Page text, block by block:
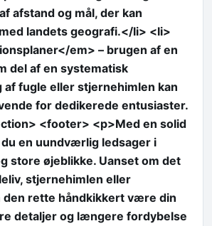
afstand og mål, der kan
landets geografi.</li> <li>
em> – brugen af en
del af en systematisk
fugle eller stjernehimlen kan
for dedikerede entusiaster.
<footer> <p>Med en solid
en uundværlig ledsager i
store øjeblikke. Uanset om det
stjernehimlen eller
den rette håndkikkert være din
detaljer og længere fordybelse